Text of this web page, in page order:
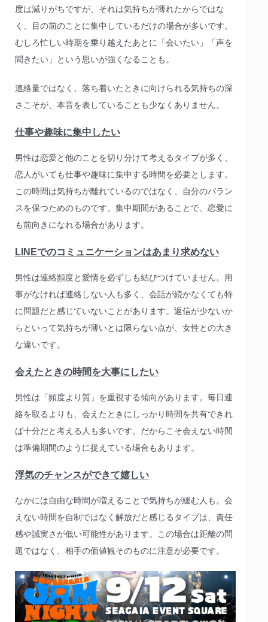
度は減りがちですが、それは気持ちが薄れたからではな
く、目の前のことに集中しているだけの場合が多いです。
むしろ忙しい時期を乗り越えたあとに「会いたい」「声を
聞きたい」という思いが強くなることも。
連絡量ではなく、落ち着いたときに向けられる気持ちの深
さこそが、本音を表していることも少なくありません。
仕事や趣味に集中したい
男性は恋愛と他のことを切り分けて考えるタイプが多く、
恋人がいても仕事や趣味に集中する時間を必要とします。
この時間は気持ちが離れているのではなく、自分のバラン
スを保つためのものです。集中期間があることで、恋愛に
も前向きになれる場合があります。
LINEでのコミュニケーションはあまり求めない
男性は連絡頻度と愛情を必ずしも結びつけていません。用
事がなければ連絡しない人も多く、会話が続かなくても特
に問題だと感じていないことがあります。返信が少ないか
らといって気持ちが薄いとは限らない点が、女性との大き
な違いです。
会えたときの時間を大事にしたい
男性は「頻度より質」を重視する傾向があります。毎日連
絡を取るよりも、会えたときにしっかり時間を共有できれ
ば十分だと考える人も多いです。だからこそ会えない時間
は準備期間のように捉えている場合もあります。
浮気のチャンスができて嬉しい
なかには自由な時間が増えることで気持ちが緩む人も。会
えない時間を自制ではなく解放だと感じるタイプは、責任
感や誠実さが低い可能性があります。この場合は距離の問
題ではなく、相手の価値観そのものに注意が必要です。